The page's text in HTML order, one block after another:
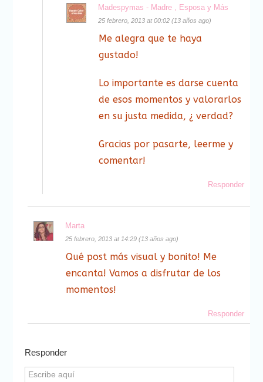
Madespymas - Madre , Esposa y Más
25 febrero, 2013 at 00:02 (13 años ago)
Me alegra que te haya
gustado!
Lo importante es darse cuenta
de esos momentos y valorarlos
en su justa medida, ¿ verdad?
Gracias por pasarte, leerme y
comentar!
Responder
Marta
25 febrero, 2013 at 14:29 (13 años ago)
Qué post más visual y bonito! Me
encanta! Vamos a disfrutar de los
momentos!
Responder
Responder